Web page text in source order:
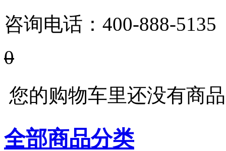
咨询电话： 400-888-5135
0
您的购物车里还没有商
全部商品分类